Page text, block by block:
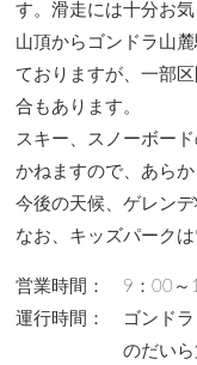
す。滑走には十分お気
山頂からゴンドラ山
ておりますが、一部
合もあります。
スキー、スノーボー
かねますので、あら
今後の天候、ゲレン
なお、キッズパーク
営業時間： 9：00～
運行時間： ゴンド
のだいら第１ト